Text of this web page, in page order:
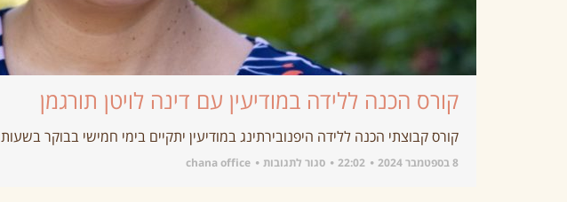
קורס הכנה ללידה במודיעין עם דינה לויטן תורגמן
קורס קבוצתי הכנה ללידה היפנובירתינג במודיעין יתקיים בימי חמישי בבוקר בשעות 9:00-12:00 תאריכי הקורס: 6, 20, 27 למרץ, 3 לאפריל
8 בספטמבר 2024 22:02 סגור לתגובות chana office